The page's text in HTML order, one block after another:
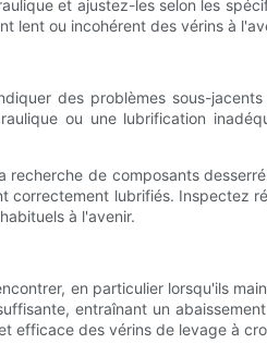
et ajustez-les selon les
lent ou incohérent des vérins à
des problèmes sous-
ou une lubrification
de composants
lubrifiés. Inspectez
à l'avenir.
en particulier lorsqu'ils
entraînant un
efficace des vérins de levage à